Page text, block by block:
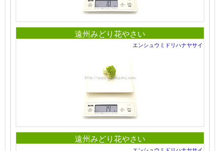
遠州みどり花やさい
エンシュウミドリハナヤサイ
遠州みどり花やさい